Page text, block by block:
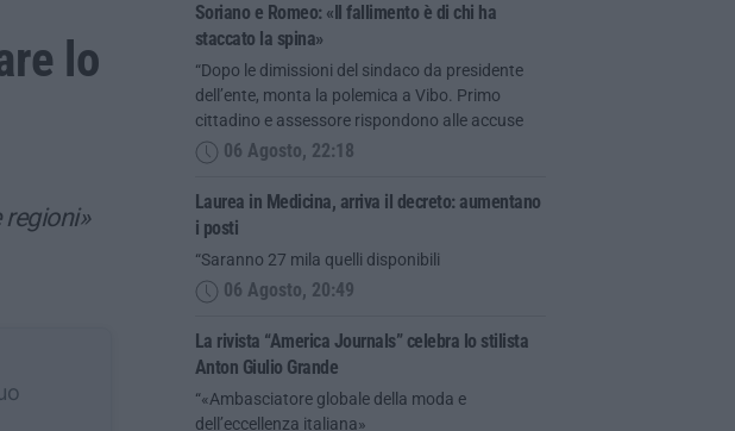
lo
Soriano e Romeo: «Il fallimento è di chi ha
staccato la spina»
“Dopo le dimissioni del sindaco da presidente
dell’ente, monta la polemica a Vibo. Primo
cittadino e assessore rispondono alle accuse
06 Agosto, 22:18
Laurea in Medicina, arriva il decreto: aumentano
i posti
“Saranno 27 mila quelli disponibili
06 Agosto, 20:49
La rivista “America Journals” celebra lo stilista
Anton Giulio Grande
“«Ambasciatore globale della moda e
dell’eccellenza italiana»